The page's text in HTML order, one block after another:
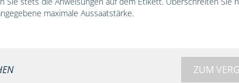
maximale Aussaatstärke.
ZUM